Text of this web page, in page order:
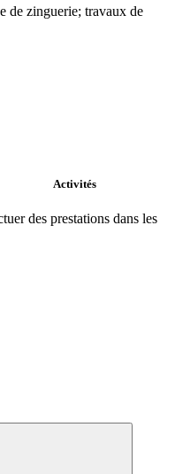
de zinguerie; travaux de
Activités
des prestations dans les